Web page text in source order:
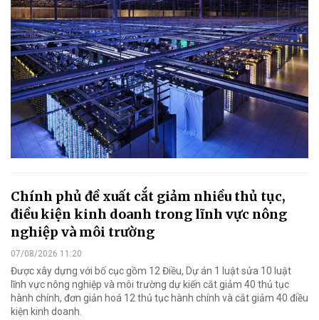
Chính phủ đề xuất cắt giảm nhiều thủ tục,
điều kiện kinh doanh trong lĩnh vực nông
nghiệp và môi trường
07/08/2026 11:20
Được xây dựng với bố cục gồm 12 Điều, Dự án 1 luật sửa 10 luật
lĩnh vực nông nghiệp và môi trường dự kiến cắt giảm 40 thủ tục
hành chính, đơn giản hoá 12 thủ tục hành chính và cắt giảm 40 điều
kiện kinh doanh.